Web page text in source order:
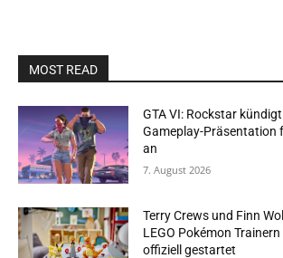
MOST READ
GTA VI: Rockstar
Gameplay-Präsentation
an
7. August 2026
Terry Crews und Finn
LEGO Pokémon
offiziell gestartet